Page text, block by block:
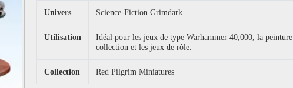
Univers Science-Fiction Grimdark
Utilisation
Idéal pour les jeux de type Warhammer 40,000, la
collection et les jeux de rôle.
Collection Red Pilgrim Miniatures